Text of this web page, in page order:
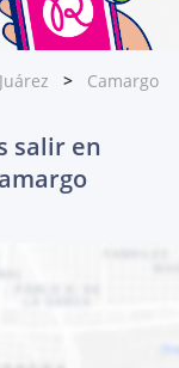
Camargo
salir en